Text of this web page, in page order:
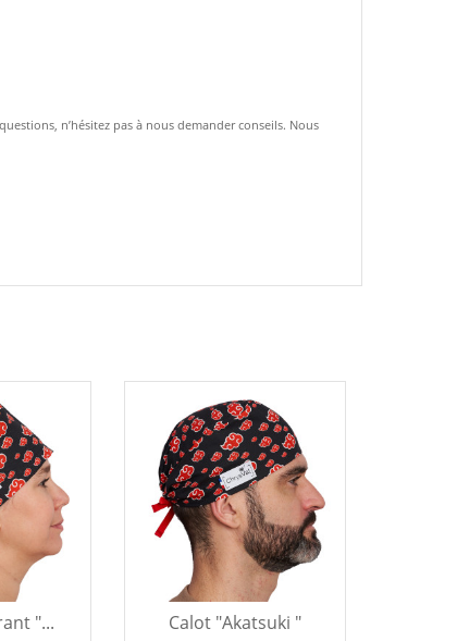
n’hésitez pas à nous demander conseils. Nous
"...
Calot "Akatsuki "